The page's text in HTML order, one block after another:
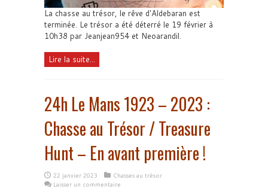
La chasse au trésor, le rêve d'Aldebaran est
terminée. Le trésor a été déterré le 19 février à
10h38 par Jeanjean954 et Neoarandil.
Lire la suite...
24h Le Mans 1923 – 2023 :
Chasse au Trésor / Treasure
Hunt – En avant première !
22 janvier 2023
Chasses au trésor
Laisser un commentaire